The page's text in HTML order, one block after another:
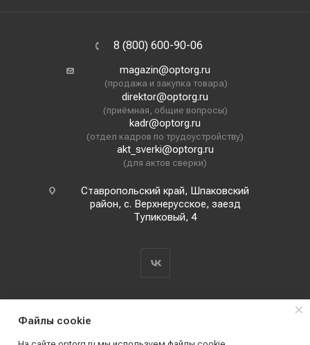
8 (800) 600-90-06
magazin@optorg.ru
(продажа и закупка товара)
direktor@optorg.ru
(приёмная, общие вопросы)
kadr@optorg.ru
(отдел кадров по трудоустройству)
akt_sverki@optorg.ru
(для актов сверки)
Ставропольский край, Шпаковский
район, с. Верхнерусское, заезд
Тупиковый, 4
Файлы cookie